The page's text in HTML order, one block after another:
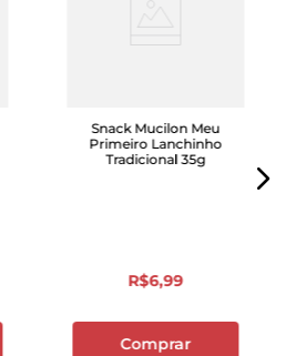
Snack Mucilon Meu
Primeiro Lanchinho
Tradicional 35g
R$6,99
Comprar